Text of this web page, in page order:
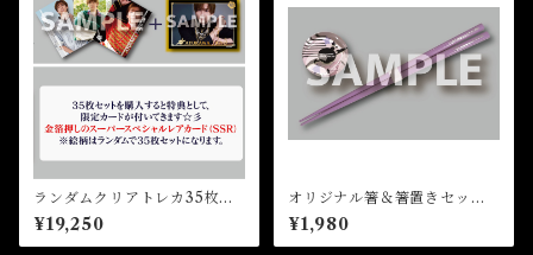
ランダムクリアトレカ35枚セ
ット（VOL.5)★2026FCM
¥19,250
オリジナル箸＆箸置きセット
★2026FCM
¥1,980